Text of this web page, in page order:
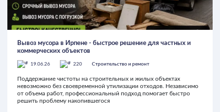
Вывоз мусора в Ирпене - быстрое решение для частных и
коммерческих объектов
19.06.26 220 Строительство и ремонт
Поддержание чистоты на строительных и жилых объектах
невозможно без своевременной утилизации отходов. Независимо
от объема работ, профессиональный подход помогает быстро
решить проблему накопившегося